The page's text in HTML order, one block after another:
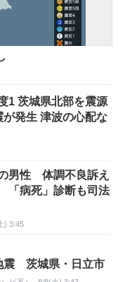
1 茨城県北部を震源
発生 津波の心配な
男性 体調不良訴え
「病死」診断も司法
) 3:45
震 茨城県・日立市